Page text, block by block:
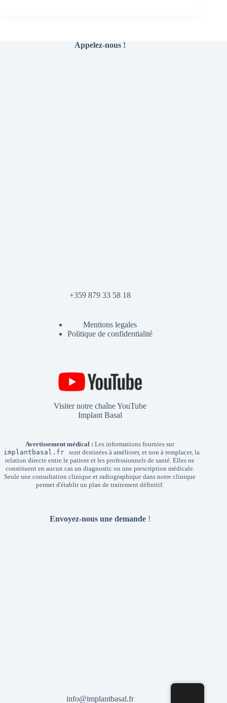
Appelez-nous !
+359 879 33 58 18
Mentions legales
Politique de confidentialité
Visiter notre chaîne YouTube
Implant Basal
Avertissement médical : Les informations fournies sur
implantbasal.fr
sont destinées à améliorer, et non à remplacer, la
relation directe entre le patient et les professionnels de santé. Elles ne
constituent en aucun cas un diagnostic ou une prescription médicale.
Seule une consultation clinique et radiographique dans notre clinique
permet d'établir un plan de traitement définitif.
Envoyez-nous une demande!
info@implantbasal.fr